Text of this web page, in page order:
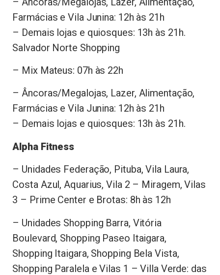
Farmácias e Vila Junina: 12h às 21h
– Demais lojas e quiosques: 13h às 21h.
Salvador Norte Shopping
– Mix Mateus: 07h às 22h
– Âncoras/Megalojas, Lazer, Alimentação,
Farmácias e Vila Junina: 12h às 21h
– Demais lojas e quiosques: 13h às 21h.
Alpha Fitness
– Unidades Federação, Pituba, Vila Laura,
Costa Azul, Aquarius, Vila 2 – Miragem, Vilas
3 – Prime Center e Brotas: 8h às 12h
– Unidades Shopping Barra, Vitória
Boulevard, Shopping Paseo Itaigara,
Shopping Itaigara, Shopping Bela Vista,
Shopping Paralela e Vilas 1 – Villa Verde: das